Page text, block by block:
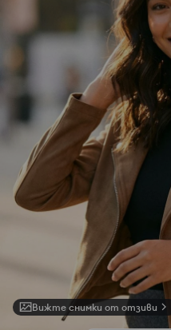
Вижте снимки от отзиви